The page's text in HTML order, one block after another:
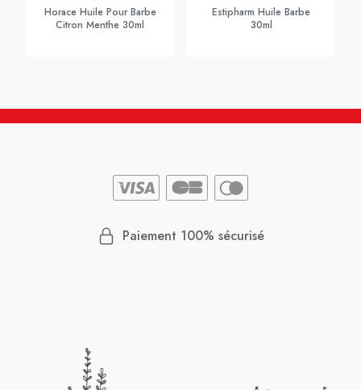
Horace Huile Pour Barbe
Citron Menthe 30ml
Estipharm Huile Barbe
30ml
Paiement 100% sécurisé